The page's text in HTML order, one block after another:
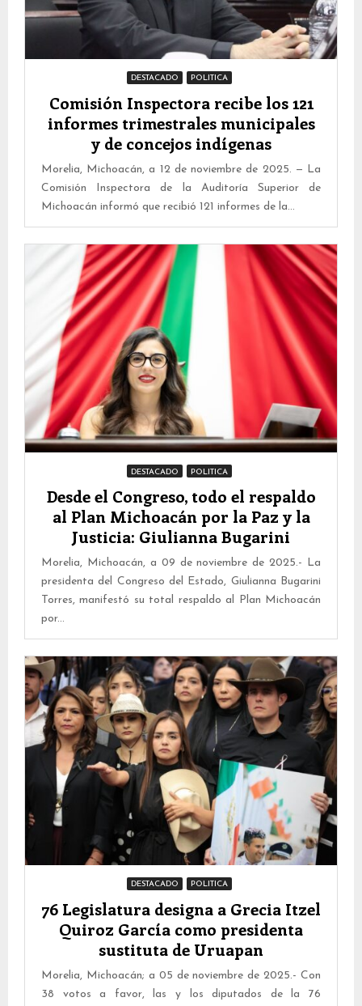
DESTACADO POLITICA
Comisión Inspectora recibe los 121
informes trimestrales municipales
y de concejos indígenas
Morelia, Michoacán, a 12 de noviembre de 2025. — La
Comisión Inspectora de la Auditoría Superior de
Michoacán informó que recibió 121 informes de la...
DESTACADO POLITICA
Desde el Congreso, todo el respaldo
al Plan Michoacán por la Paz y la
Justicia: Giulianna Bugarini
Morelia, Michoacán, a 09 de noviembre de 2025.- La
presidenta del Congreso del Estado, Giulianna Bugarini
Torres, manifestó su total respaldo al Plan Michoacán
por...
DESTACADO POLITICA
76 Legislatura designa a Grecia Itzel
Quiroz García como presidenta
sustituta de Uruapan
Morelia, Michoacán; a 05 de noviembre de 2025.- Con
38 votos a favor, las y los diputados de la 76